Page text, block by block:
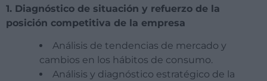
1. Diagnóstico de situación y refuerzo de la
posición competitiva de la empresa
Análisis de tendencias de mercado y
cambios en los hábitos de consumo.
Análisis y diagnóstico estratégico de la